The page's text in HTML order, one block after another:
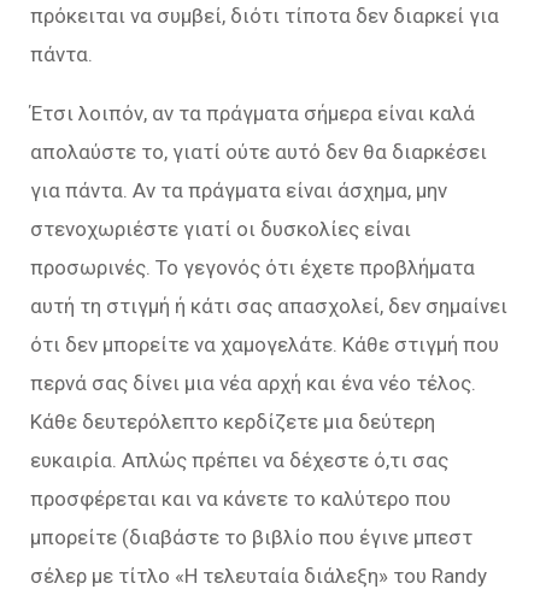
πρόκειται να συμβεί, διότι τίποτα δεν διαρκεί για
πάντα.
Έτσι λοιπόν, αν τα πράγματα σήμερα είναι καλά
απολαύστε το, γιατί ούτε αυτό δεν θα διαρκέσει
για πάντα. Αν τα πράγματα είναι άσχημα, μην
στενοχωριέστε γιατί οι δυσκολίες είναι
προσωρινές. Το γεγονός ότι έχετε προβλήματα
αυτή τη στιγμή ή κάτι σας απασχολεί, δεν σημαίνει
ότι δεν μπορείτε να χαμογελάτε. Κάθε στιγμή που
περνά σας δίνει μια νέα αρχή και ένα νέο τέλος.
Κάθε δευτερόλεπτο κερδίζετε μια δεύτερη
ευκαιρία. Απλώς πρέπει να δέχεστε ό,τι σας
προσφέρεται και να κάνετε το καλύτερο που
μπορείτε (διαβάστε το βιβλίο που έγινε μπεστ
σέλερ με τίτλο «Η τελευταία διάλεξη» του Randy